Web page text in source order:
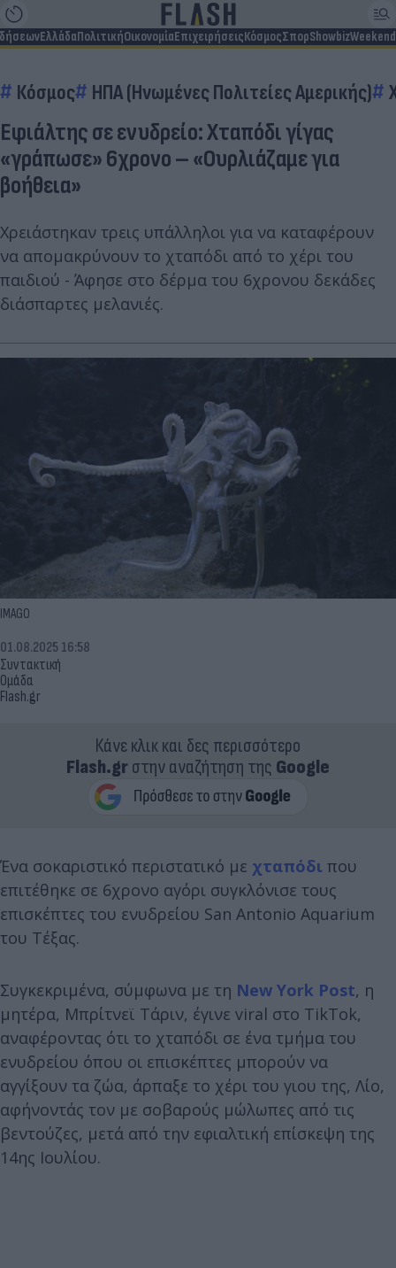
ΕλλάδαΠολιτικήΟικονομίαΕπιχειρήσειςΚόσμοςΣπορShowbizWeekend
Κόσμος ΗΠΑ (Ηνωμένες Πολιτείες Αμερικής)
Εφιάλτης σε ενυδρείο: Χταπόδι γίγας
«γράπωσε» 6χρονο – «Ουρλιάζαμε για
βοήθεια»
Χρειάστηκαν τρεις υπάλληλοι για να καταφέρουν
να απομακρύνουν το χταπόδι από το χέρι του
παιδιού - Άφησε στο δέρμα του 6χρονου δεκάδες
διάσπαρτες μελανιές.
IMAGO
Συντακτική
Ομάδα
Flash.gr
01.08.2025 16:58
Κάνε κλικ και δες περισσότερο
Flash.grστην αναζήτηση της Google
Ένα σοκαριστικό περιστατικό με χταπόδι που
επιτέθηκε σε 6χρονο αγόρι συγκλόνισε τους
επισκέπτες του ενυδρείου San Antonio Aquarium
του Τέξας.
Συγκεκριμένα, σύμφωνα με τη New York Post, η
μητέρα, Μπρίτνεϊ Τάριν, έγινε viral στο TikTok,
αναφέροντας ότι το χταπόδι σε ένα τμήμα του
ενυδρείου όπου οι επισκέπτες μπορούν να
αγγίξουν τα ζώα, άρπαξε το χέρι του γιου της, Λίο,
αφήνοντάς τον με σοβαρούς μώλωπες από τις
βεντούζες, μετά από την εφιαλτική επίσκεψη της
14ης Ιουλίου.